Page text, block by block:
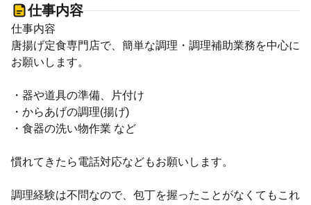
仕事内容
仕事内容
唐揚げ定食専門店で、簡単な調理・調理補助業務を中心に
お願いします。
・器や道具の準備、片付け
・からあげの調理(揚げ)
・食器の洗い物作業 など
慣れてきたら電話対応などもお願いします。
調理経験は不問なので、包丁を握ったことがなくてもこれ